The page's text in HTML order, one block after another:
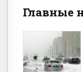
Главные